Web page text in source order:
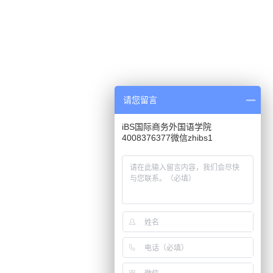
请您留言
iBS国际商务外国语学院
4008376377微信zhibs1